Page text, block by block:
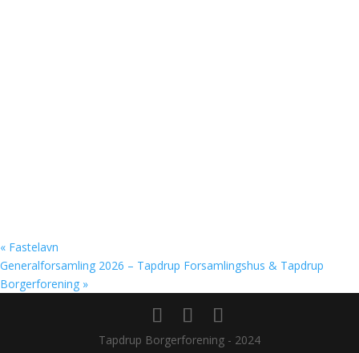
« Fastelavn
Generalforsamling 2026 – Tapdrup Forsamlingshus & Tapdrup
Borgerforening »
Tapdrup Borgerforening - 2024